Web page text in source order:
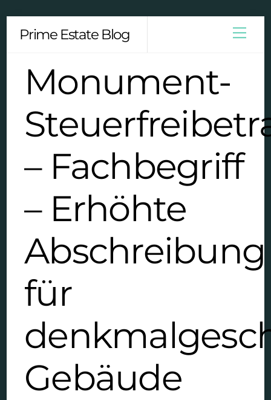
Prime Estate Blog
Monument-
– Fachbegriff
– Erhöhte
Abschreibung
für
Gebäude